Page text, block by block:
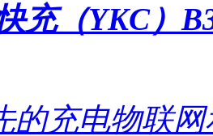
充（YKC）
的充电物联